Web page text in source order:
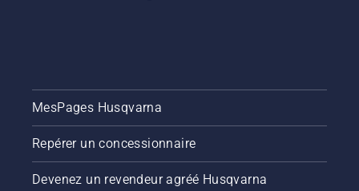
MesPages Husqvarna
Repérer un concessionnaire
Devenez un revendeur agréé Husqvarna